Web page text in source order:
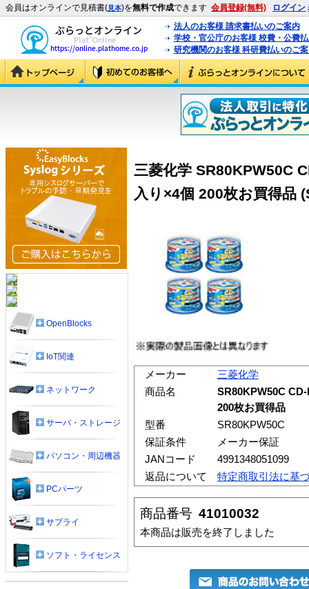
会員はオンラインで見積書(見本)を無料で作成できます 会員登録(無料) ログイン
法人のお客様 請求書払いのご案内
学校・官公庁のお客様 校費・公費
研究機関のお客様 科研費払いのご
三菱化学 SR80KPW50C
入り×4個 200枚お買得品
メーカー
三菱化学
商品名
SR80KPW50C
200枚お買得品
型番
SR80KPW50C
保証条件
メーカー保証
JANコード
4991348051099
返品について
特定商取引法に基
商品番号 41010032
本商品は販売を終了しました
OpenBlocks
IoT関連
ネットワーク
サーバ・ストレージ
パソコン・周辺機器
PCパーツ
サプライ
ソフト・ライセンス